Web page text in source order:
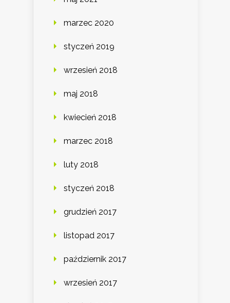
marzec 2020
styczeń 2019
wrzesień 2018
maj 2018
kwiecień 2018
marzec 2018
luty 2018
styczeń 2018
grudzień 2017
listopad 2017
październik 2017
wrzesień 2017